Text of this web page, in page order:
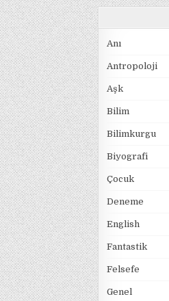
Anı
Antropoloji
Aşk
Bilim
Bilimkurgu
Biyografi
Çocuk
Deneme
English
Fantastik
Felsefe
Genel